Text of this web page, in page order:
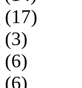
(17)
(3)
(6)
(6)